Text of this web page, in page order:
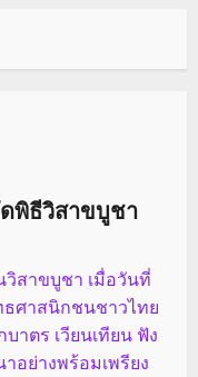
พิธีวิสาขบูชา
สาขบูชา เมื่อวันที่
ศาสนิกชนชาวไทย
าตร เวียนเทียน ฟัง
อย่างพร้อมเพรียง